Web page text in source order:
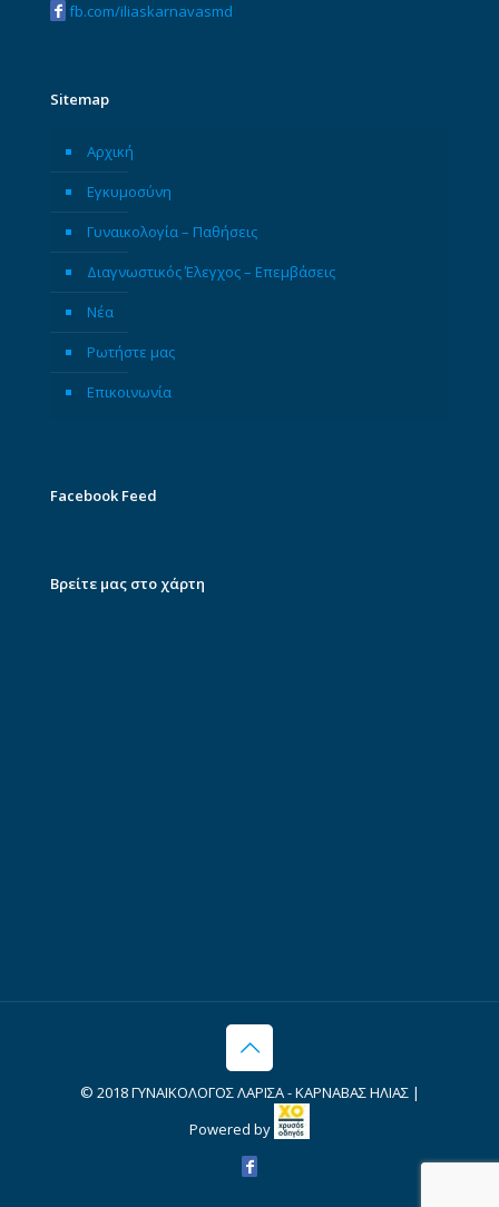
fb.com/iliaskarnavasmd
Sitemap
Αρχική
Εγκυμοσύνη
Γυναικολογία – Παθήσεις
Διαγνωστικός Έλεγχος – Επεμβάσεις
Νέα
Ρωτήστε μας
Επικοινωνία
Facebook Feed
Βρείτε μας στο χάρτη
© 2018 ΓΥΝΑΙΚΟΛΟΓΟΣ ΛΑΡΙΣΑ - ΚΑΡΝΑΒΑΣ ΗΛΙΑΣ |
Powered by